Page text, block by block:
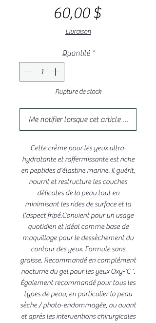
60,00 $Prix
Livraison
Quantité *
Rupture de stock
Me notifier lorsque cet article est
Cette crème pour les yeux ultra-
hydratante et raffermissante est riche
en peptides d'élastine marine. Il guérit,
nourrit et restructure les couches
délicates de la peau tout en
minimisant les rides de surface et la
l’aspect fripé.Convient pour un usage
quotidien et idéal comme base de
maquillage pour le dessèchement du
contour des yeux. Formule sans
graisse. Recommandé en complément
nocturne du gel pour les yeux Oxy-'C '.
Également recommandé pour tous les
types de peau, en particulier la peau
sèche / photo-endommagée, ou avant
et après les interventions chirurgicales